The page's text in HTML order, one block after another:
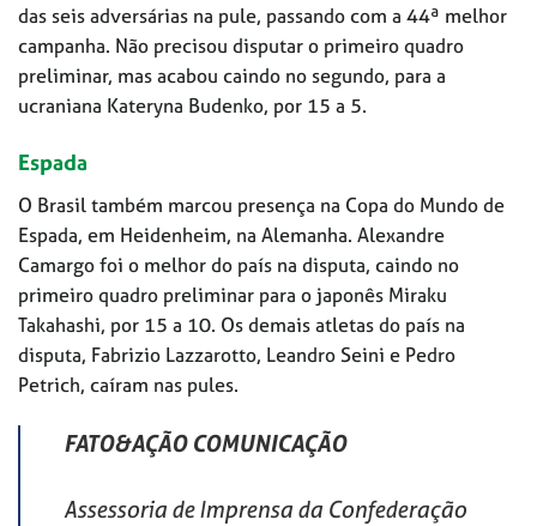
das seis adversárias na pule, passando com a 44ª melhor
campanha. Não precisou disputar o primeiro quadro
preliminar, mas acabou caindo no segundo, para a
ucraniana Kateryna Budenko, por 15 a 5.
Espada
O Brasil também marcou presença na Copa do Mundo de
Espada, em Heidenheim, na Alemanha. Alexandre
Camargo foi o melhor do país na disputa, caindo no
primeiro quadro preliminar para o japonês Miraku
Takahashi, por 15 a 10. Os demais atletas do país na
disputa, Fabrizio Lazzarotto, Leandro Seini e Pedro
Petrich, caíram nas pules.
FATO&AÇÃO COMUNICAÇÃO
Assessoria de Imprensa da Confederação